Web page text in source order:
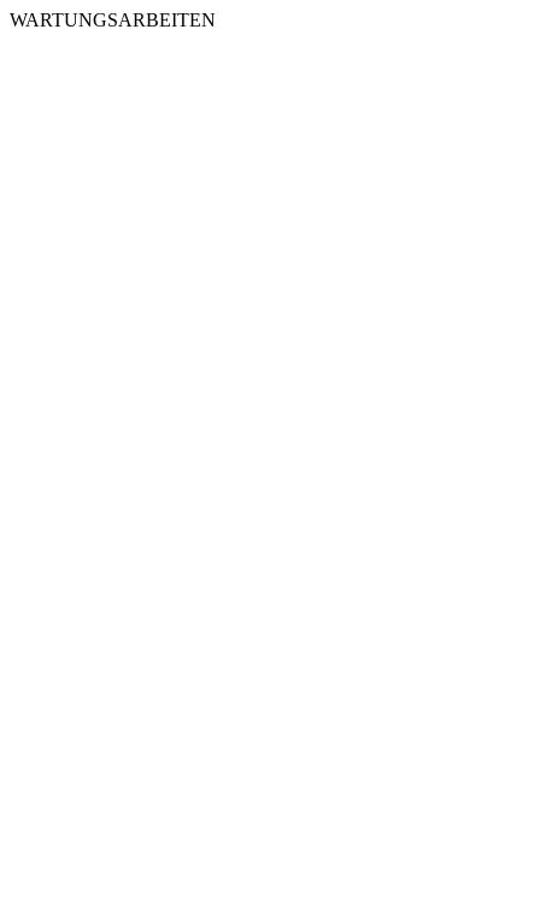
WARTUNGSARBEITEN